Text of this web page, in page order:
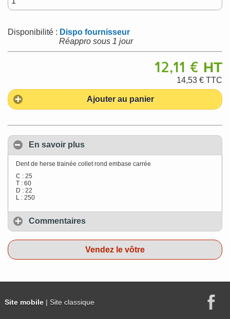
Disponibilité : Dispo fournisseur
Réappro sous 1 jour
12,11 € HT
14,53 € TTC
Ajouter au panier
En savoir plus
Dent de herse trainée collet rond embase carrée
C : 25
T : 60
D : 22
L : 250
Commentaires
Vendez le vôtre
Site mobile| Site classique